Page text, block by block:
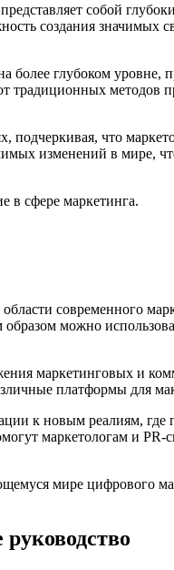
собой
создания значимых
глубоком уровне,
методов
подчеркивая, что
изменений в мире,
в сфере маркетинга.
современного
можно
маркетинговых и
платформы для
к новым реалиям,
маркетологам и PR-
мире цифрового